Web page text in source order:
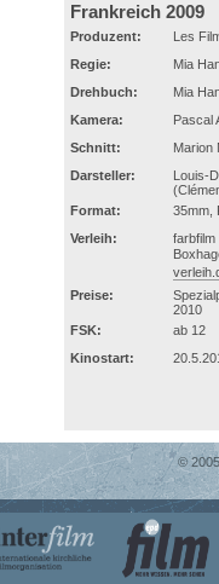
Frankreich 2009
Produzent:
Les
Regie:
Mia
Drehbuch:
Mia
Kamera:
Pascal
Schnitt:
Marion
Darsteller:
Louis-
Format:
35mm,
Verleih:
farbfilm
Preise:
2010
FSK:
ab 12
Kinostart:
©